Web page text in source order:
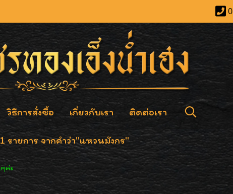
วิธีการสั่งซื้อ เกี่ยวกับเรา ติดต่อเรา
รายการ จากคำว่า"แหวนมังกร"
ค่ะ